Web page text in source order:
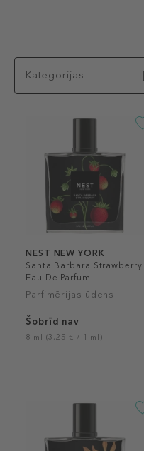
Kategorijas
NEST NEW YORK
Santa Barbara Strawberry
Eau De Parfum
Parfimērijas ūdens
Šobrīd nav
8 ml (3,25 € / 1 ml)